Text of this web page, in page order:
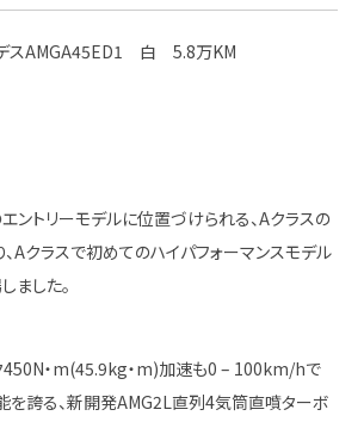
スAMGA45ED1 白 5.8万KM
ントリーモデルに位置づけられる、Aクラスの
Aクラスで初めてのハイパフォーマンスモデル
ました。
450N・m(45.9kg・m)加速も0 – 100km/hで
を誇る、新開発AMG2L直列4気筒直噴ターボ